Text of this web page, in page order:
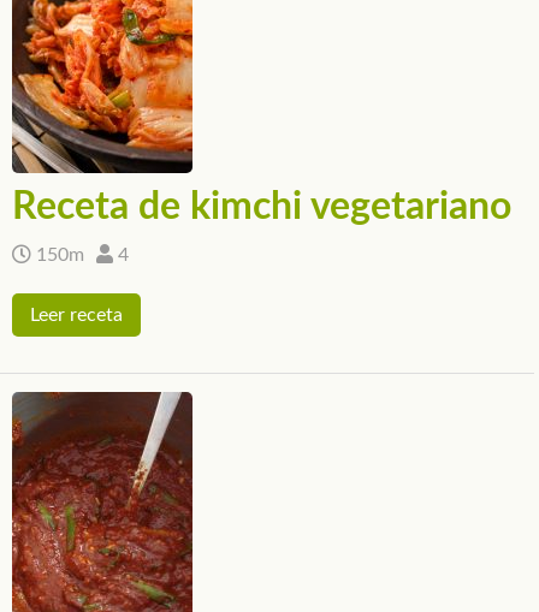
Receta de kimchi vegetariano
150m 4
Leer receta